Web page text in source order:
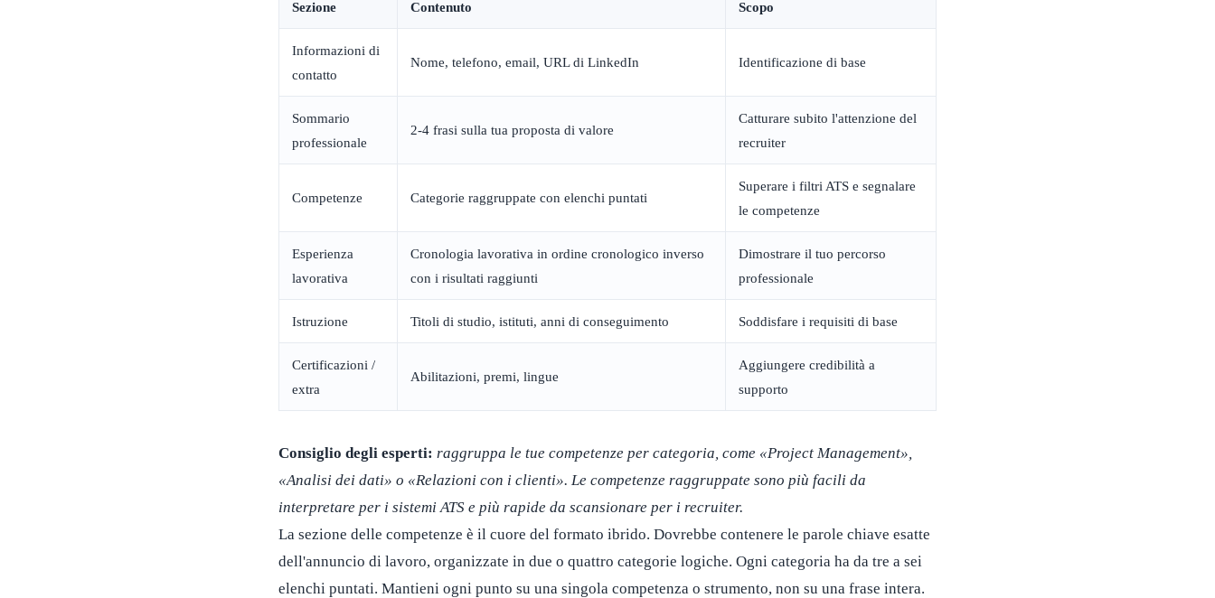
Sezione Contenuto Scopo
Informazioni di
contatto
Nome, telefono, email, URL di LinkedIn Identificazione di base
Sommario
professionale
2-4 frasi sulla tua proposta di valore
Catturare subito l'attenzione del
recruiter
Competenze Categorie raggruppate con elenchi puntati
Superare i filtri ATS e segnalare
le competenze
Esperienza
lavorativa
Cronologia lavorativa in ordine cronologico inverso
con i risultati raggiunti
Dimostrare il tuo percorso
professionale
Istruzione Titoli di studio, istituti, anni di conseguimento Soddisfare i requisiti di base
Certificazioni /
extra
Abilitazioni, premi, lingue
Aggiungere credibilità a
supporto
Consiglio degli esperti: raggruppa le tue competenze per categoria, come «Project Management»,
«Analisi dei dati» o «Relazioni con i clienti». Le competenze raggruppate sono più facili da
interpretare per i sistemi ATS e più rapide da scansionare per i recruiter.
La sezione delle competenze è il cuore del formato ibrido. Dovrebbe contenere le parole chiave esatte
dell'annuncio di lavoro, organizzate in due o quattro categorie logiche. Ogni categoria ha da tre a sei
elenchi puntati. Mantieni ogni punto su una singola competenza o strumento, non su una frase intera.